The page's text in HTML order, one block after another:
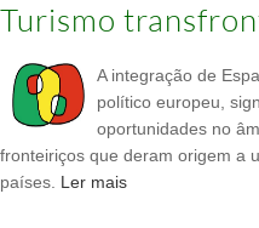
Turismo
A integração de
político europeu,
oportunidades no
fronteiriços que deram origem a
países. Ler mais